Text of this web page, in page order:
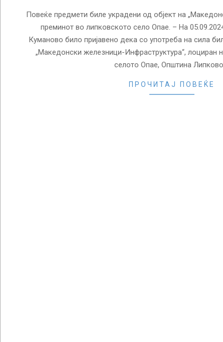
Повеќе предмети биле украдени од објект на
преминот во липковското село Опае. – На
Куманово било пријавено дека со употреба на сила
„Македонски железници-Инфраструктура“, лоциран
селото Опае, Општина
ПРОЧИТАЈ ПОВЕЌЕ